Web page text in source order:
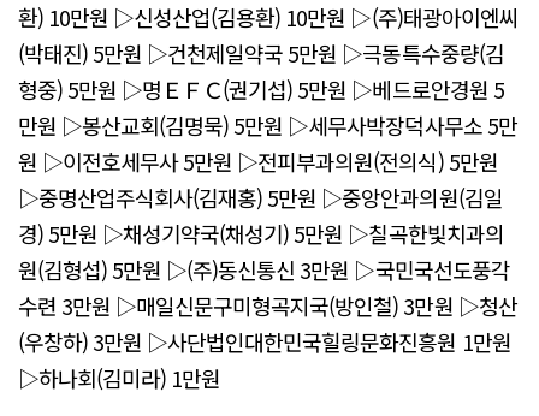
환) 10만원 ▷신성산업(김용환) 10만원 ▷(주)태광아이엔씨
(박태진) 5만원 ▷건천제일약국 5만원 ▷극동특수중량(김
형중) 5만원 ▷명ＥＦＣ(권기섭) 5만원 ▷베드로안경원 5
만원 ▷봉산교회(김명묵) 5만원 ▷세무사박장덕사무소 5만
원 ▷이전호세무사 5만원 ▷전피부과의원(전의식) 5만원
▷중명산업주식회사(김재홍) 5만원 ▷중앙안과의원(김일
경) 5만원 ▷채성기약국(채성기) 5만원 ▷칠곡한빛치과의
원(김형섭) 5만원 ▷(주)동신통신 3만원 ▷국민국선도풍각
수련 3만원 ▷매일신문구미형곡지국(방인철) 3만원 ▷청산
(우창하) 3만원 ▷사단법인대한민국힐링문화진흥원 1만원
▷하나회(김미라) 1만원